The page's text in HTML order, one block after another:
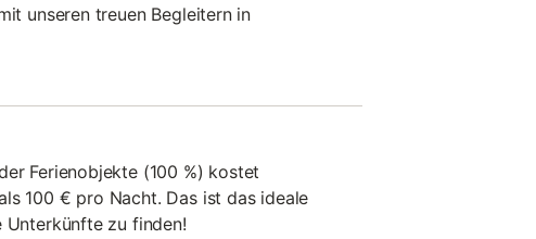
unseren treuen Begleitern in
Ferienobjekte (100 %) kostet
100 € pro Nacht. Das ist das ideale
Unterkünfte zu finden!